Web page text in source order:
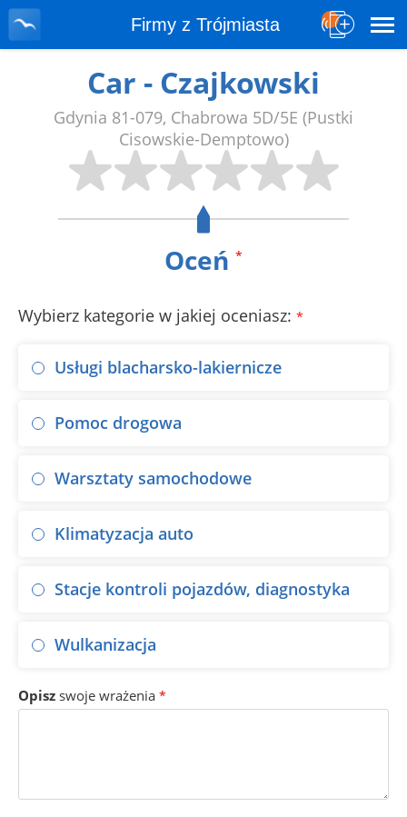
Firmy z Trójmiasta
Car - Czajkowski
Gdynia 81-079, Chabrowa 5D/5E (Pustki
Cisowskie-Demptowo)
Oceń *
Wybierz kategorie w jakiej oceniasz: *
Usługi blacharsko-lakiernicze
Pomoc drogowa
Warsztaty samochodowe
Klimatyzacja auto
Stacje kontroli pojazdów, diagnostyka
Wulkanizacja
Opisz swoje wrażenia *